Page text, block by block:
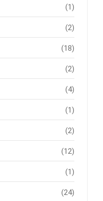
(1)
(2)
(18)
(2)
(4)
(1)
(2)
(12)
(1)
(24)